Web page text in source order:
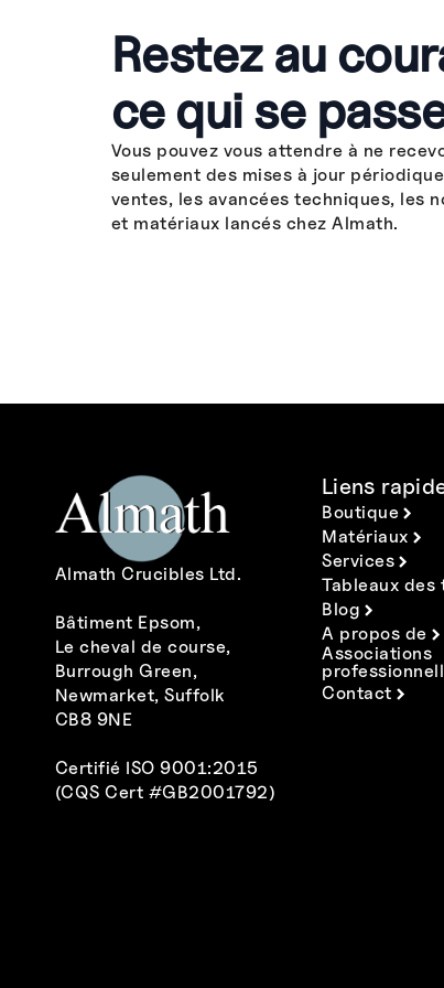
Restez au
ce qui se
Vous pouvez vous attendre à ne
seulement des mises à jour
ventes, les avancées techniques, les
et matériaux lancés chez Almath.
Almath Crucibles Ltd.
Bâtiment Epsom,
Le cheval de course,
Burrough Green,
Newmarket, Suffolk
CB8 9NE
Certifié ISO 9001:2015
(CQS Cert #GB2001792)
Liens
Boutique
Matériaux
Services
Tableaux des
Blog
A propos de
Associations
Contact